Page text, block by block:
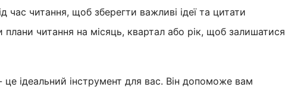
час читання, щоб зберегти важливі ідеї та цитати
читання на місяць, квартал або рік, щоб залишатися
ідеальний інструмент для вас. Він допоможе вам